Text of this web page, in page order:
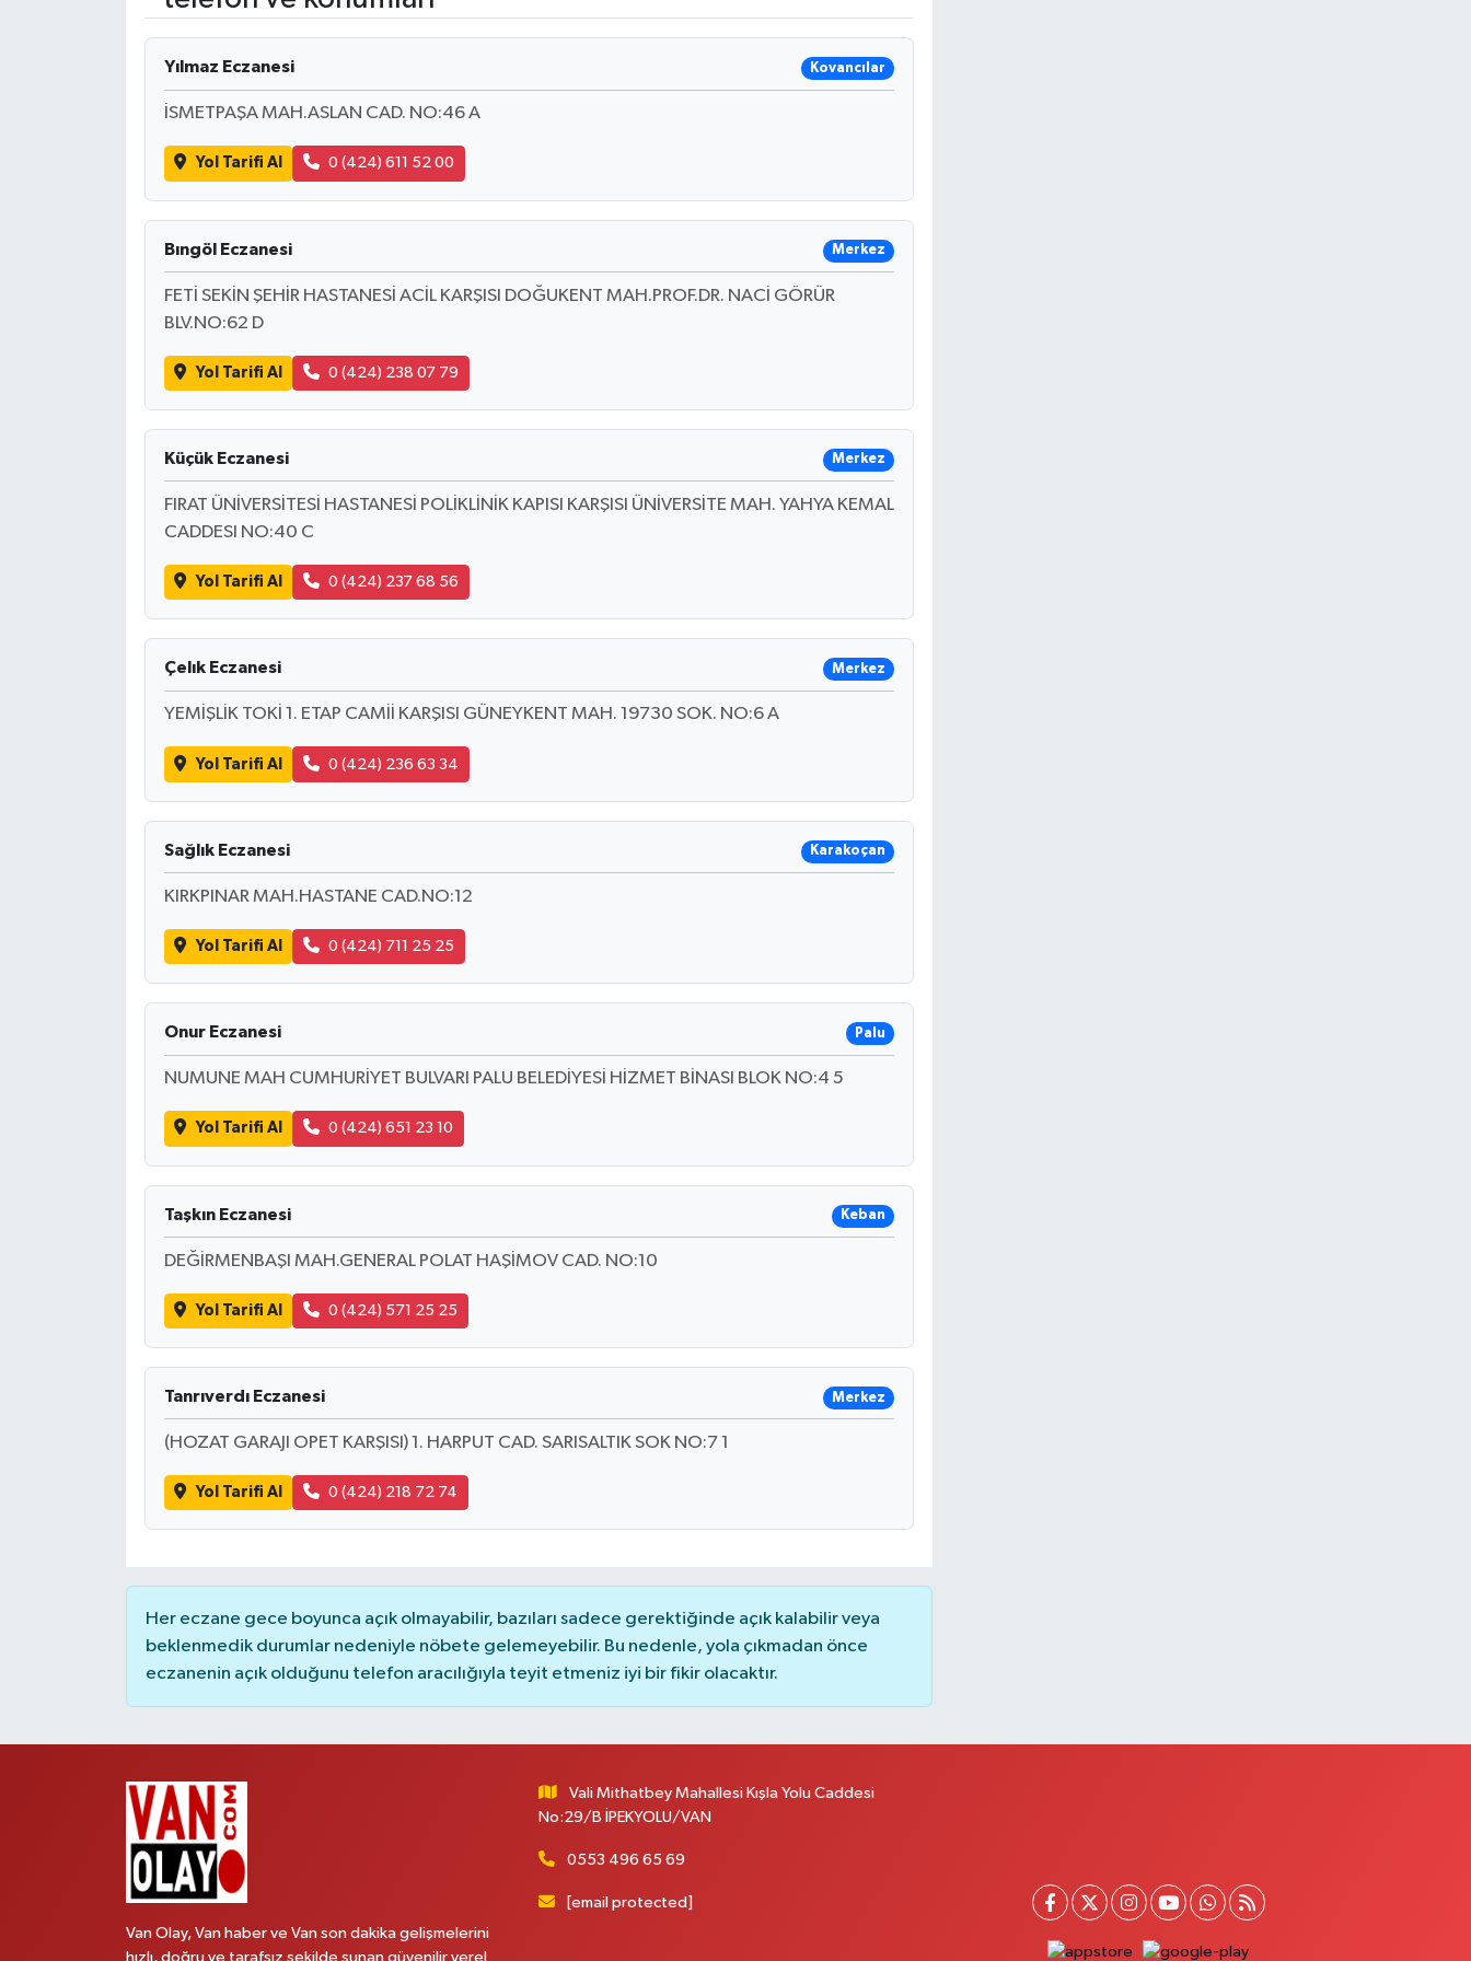
Yılmaz Eczanesi Kovancılar
İSMETPAŞA MAH.ASLAN CAD. NO:46 A
Yol Tarifi Al 0 (424) 611 52 00
Bıngöl Eczanesi Merkez
FETİ SEKİN ŞEHİR HASTANESİ ACİL KARŞISI DOĞUKENT MAH.PROF.DR. NACİ GÖRÜR
BLV.NO:62 D
Yol Tarifi Al 0 (424) 238 07 79
Küçük Eczanesi Merkez
FIRAT ÜNİVERSİTESİ HASTANESİ POLİKLİNİK KAPISI KARŞISI ÜNİVERSİTE MAH. YAHYA KEMAL
CADDESI NO:40 C
Yol Tarifi Al 0 (424) 237 68 56
Çelık Eczanesi Merkez
YEMİŞLİK TOKİ 1. ETAP CAMİİ KARŞISI GÜNEYKENT MAH. 19730 SOK. NO:6 A
Yol Tarifi Al 0 (424) 236 63 34
Sağlık Eczanesi Karakoçan
KIRKPINAR MAH.HASTANE CAD.NO:12
Yol Tarifi Al 0 (424) 711 25 25
Onur Eczanesi Palu
NUMUNE MAH CUMHURİYET BULVARI PALU BELEDİYESİ HİZMET BİNASI BLOK NO:4 5
Yol Tarifi Al 0 (424) 651 23 10
Taşkın Eczanesi Keban
DEĞİRMENBAŞI MAH.GENERAL POLAT HAŞİMOV CAD. NO:10
Yol Tarifi Al 0 (424) 571 25 25
Tanrıverdı Eczanesi Merkez
(HOZAT GARAJI OPET KARŞISI) 1. HARPUT CAD. SARISALTIK SOK NO:7 1
Yol Tarifi Al 0 (424) 218 72 74
Her eczane gece boyunca açık olmayabilir, bazıları sadece gerektiğinde açık kalabilir veya
beklenmedik durumlar nedeniyle nöbete gelemeyebilir. Bu nedenle, yola çıkmadan önce
eczanenin açık olduğunu telefon aracılığıyla teyit etmeniz iyi bir fikir olacaktır.
Van Olay, Van haber ve Van son dakika gelişmelerini
hızlı, doğru ve tarafsız şekilde sunan güvenilir yerel
Vali Mithatbey Mahallesi Kışla Yolu Caddesi
No:29/B İPEKYOLU/VAN
0553 496 65 69
[email protected]
RESMİ İLANLAR